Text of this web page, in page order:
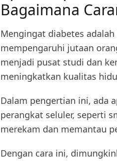
Bagaimana
Mengingat diabetes
mempengaruhi jutaan
menjadi pusat studi dan
meningkatkan kualitas
Dalam pengertian ini, ada
perangkat seluler, seperti
merekam dan memantau
Dengan cara ini,